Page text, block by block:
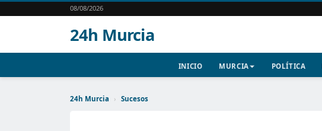
08/08/2026
24h Murcia
INICIO MURCIA POLÍTICA
24h Murcia › Sucesos